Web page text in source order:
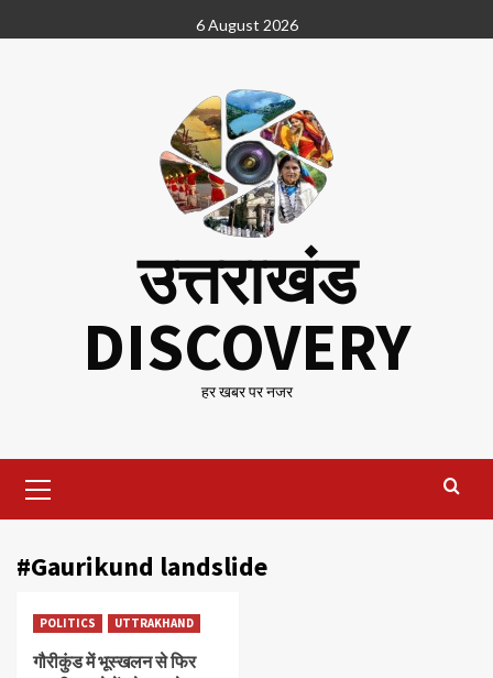
to
6 August 2026
उत्तराखंड
DISCOVERY
हर खबर पर नजर
Menu
#Gaurikund landslide
POLITICS UTTRAKHAND
गौरीकुंड में भूस्खलन से फिर